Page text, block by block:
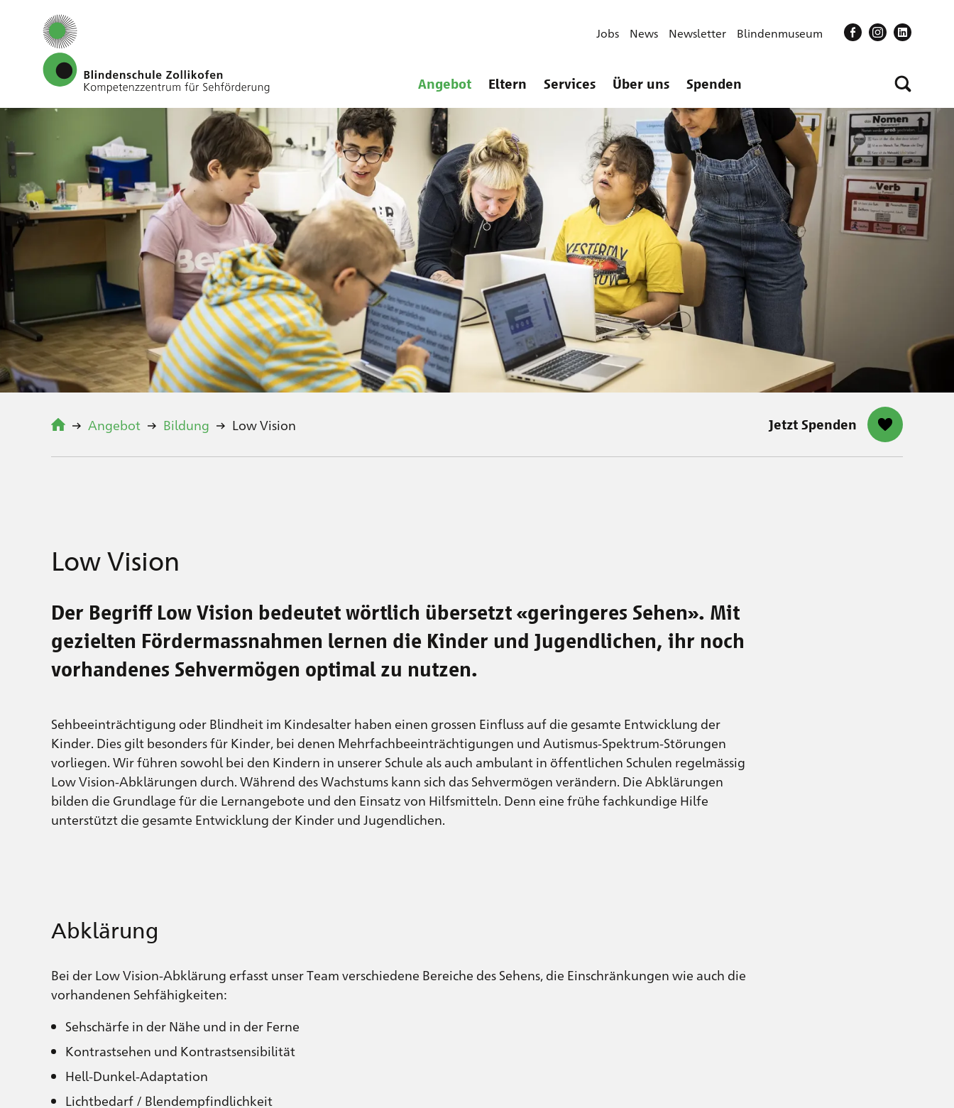
Angebot Eltern Services Über uns Spenden
Jobs News Newsletter Blindenmuseum
Angebot Bildung Low Vision Jetzt Spenden
Low Vision
Der Begriff Low Vision bedeutet wörtlich übersetzt «geringeres Sehen». Mit
gezielten Fördermassnahmen lernen die Kinder und Jugendlichen, ihr noch
vorhandenes Sehvermögen optimal zu nutzen.
Sehbeeinträchtigung oder Blindheit im Kindesalter haben einen grossen Einfluss auf die gesamte Entwicklung der
Kinder. Dies gilt besonders für Kinder, bei denen Mehrfachbeeinträchtigungen und Autismus-Spektrum-Störungen
vorliegen. Wir führen sowohl bei den Kindern in unserer Schule als auch ambulant in öffentlichen Schulen regelmässig
Low Vision-Abklärungen durch. Während des Wachstums kann sich das Sehvermögen verändern. Die Abklärungen
bilden die Grundlage für die Lernangebote und den Einsatz von Hilfsmitteln. Denn eine frühe fachkundige Hilfe
unterstützt die gesamte Entwicklung der Kinder und Jugendlichen.
Abklärung
Bei der Low Vision-Abklärung erfasst unser Team verschiedene Bereiche des Sehens, die Einschränkungen wie auch die
vorhandenen Sehfähigkeiten:
Sehschärfe in der Nähe und in der Ferne
Kontrastsehen und Kontrastsensibilität
Hell-Dunkel-Adaptation
Lichtbedarf / Blendempfindlichkeit